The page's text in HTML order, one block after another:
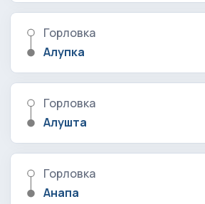
Горловка
Алупка
Горловка
Алушта
Горловка
Анапа